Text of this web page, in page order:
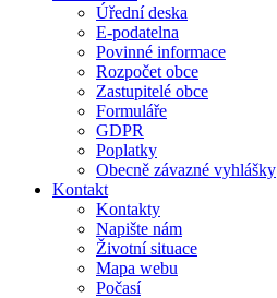
Úřední deska
E-podatelna
Povinné informace
Rozpočet obce
Zastupitelé obce
Formuláře
GDPR
Poplatky
Obecně závazné vyhlášky
Kontakt
Kontakty
Napište nám
Životní situace
Mapa webu
Počasí